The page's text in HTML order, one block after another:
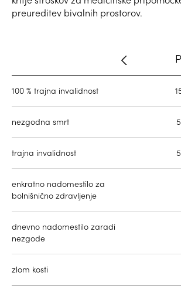
preureditev bivalnih prostorov.
100 % trajna invalidnost
nezgodna smrt
trajna invalidnost
enkratno nadomestilo za
bolnišnično zdravljenje
dnevno nadomestilo zaradi
nezgode
zlom kosti